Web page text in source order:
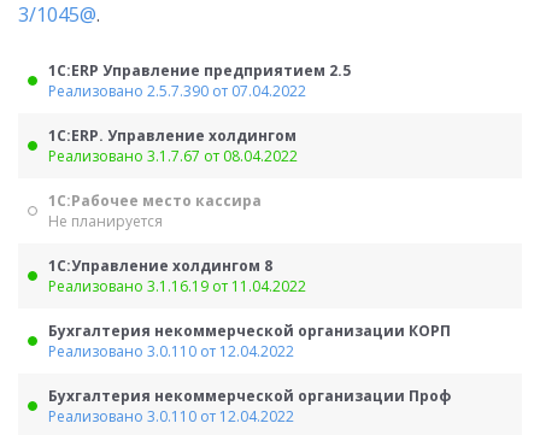
3/1045@.
1С:ERP Управление предприятием 2.5
Реализовано 2.5.7.390 от 07.04.2022
1С:ERP. Управление холдингом
Реализовано 3.1.7.67 от 08.04.2022
1С:Рабочее место кассира
Не планируется
1С:Управление холдингом 8
Реализовано 3.1.16.19 от 11.04.2022
Бухгалтерия некоммерческой организации КОРП
Реализовано 3.0.110 от 12.04.2022
Бухгалтерия некоммерческой организации Проф
Реализовано 3.0.110 от 12.04.2022